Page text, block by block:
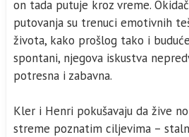
on tada putuje kroz vreme.
putovanja su trenuci emotivnih
života, kako prošlog tako i
spontani, njegova iskustva
potresna i zabavna.
Kler i Henri pokušavaju da žive
streme poznatim ciljevima –